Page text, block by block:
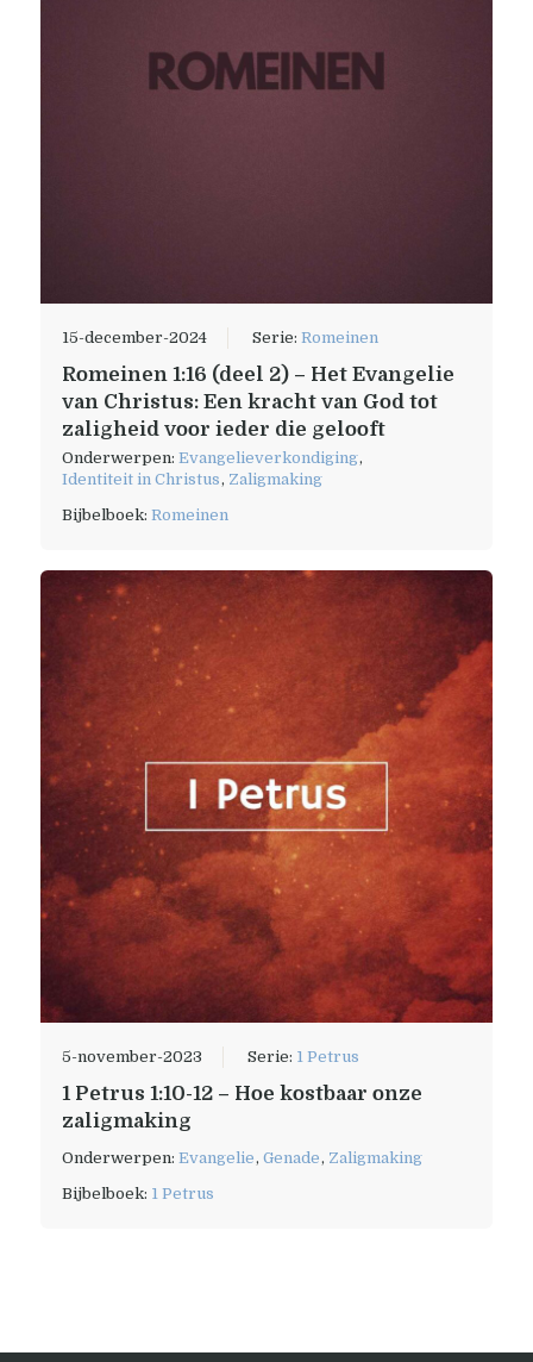
15-december-2024 Serie: Romeinen
Romeinen 1:16 (deel 2) – Het Evangelie
van Christus: Een kracht van God tot
zaligheid voor ieder die gelooft
Onderwerpen: Evangelieverkondiging,
Identiteit in Christus , Zaligmaking
Bijbelboek: Romeinen
5-november-2023 Serie: 1 Petrus
1 Petrus 1:10-12 – Hoe kostbaar onze
zaligmaking
Onderwerpen: Evangelie, Genade, Zaligmaking
Bijbelboek: 1 Petrus